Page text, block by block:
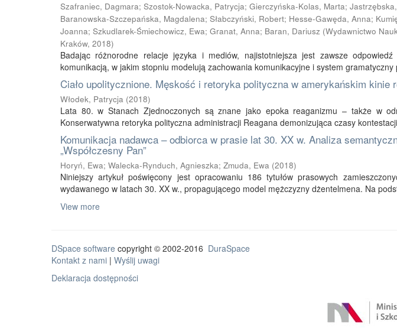
Szafraniec, Dagmara; Szostok-Nowacka, Patrycja; Gierczyńska-Kolas, Marta;
Baranowska-Szczepańska, Magdalena; Słabczyński, Robert; Hesse-Gawęda, Anna;
Joanna; Szkudlarek-Śmiechowicz, Ewa; Granat, Anna; Baran, Dariusz (Wydawnictwo
Kraków, 2018)
Badając różnorodne relacje języka i mediów, najistotniejsza jest zawsze
komunikacją, w jakim stopniu modelują zachowania komunikacyjne i system gramatyczny
Ciało upolitycznione. Męskość i retoryka polityczna w amerykańskim kinie
Włodek, Patrycja (2018)
Lata 80. w Stanach Zjednoczonych są znane jako epoka reaganizmu – także w
Konserwatywna retoryka polityczna administracji Reagana demonizująca czasy
Komunikacja nadawca – odbiorca w prasie lat 30. XX w. Analiza
„Współczesny Pan”
Horyń, Ewa; Walecka-Rynduch, Agnieszka; Zmuda, Ewa (2018)
Niniejszy artykuł poświęcony jest opracowaniu 186 tytułów prasowych
wydawanego w latach 30. XX w., propagującego model mężczyzny dżentelmena. Na
View more
DSpace software copyright © 2002-2016 DuraSpace
Kontakt z nami | Wyślij uwagi
Deklaracja dostępności